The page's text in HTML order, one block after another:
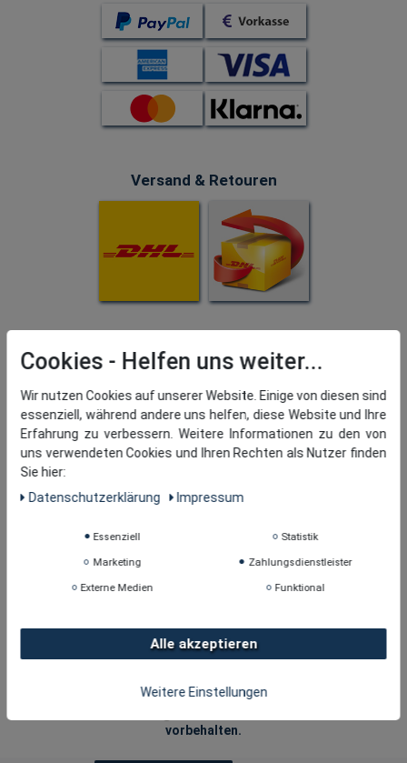
Versand & Retouren
vorbehalten.
Cookies
Wir nutzen Cookies auf unserer Website. Einige von diesen sind
essenziell, während andere uns helfen, diese Website und Ihre
Erfahrung zu verbessern. Weitere Informationen zu den von
uns verwendeten Cookies und Ihren Rechten als Nutzer finden
Sie hier:
Daten­schutz­erklärung
Impressum
Essenziell Statistik
Marketing Zahlungsdienstleister
Externe Medien Funktional
Alle akzeptieren
Weitere Einstellungen